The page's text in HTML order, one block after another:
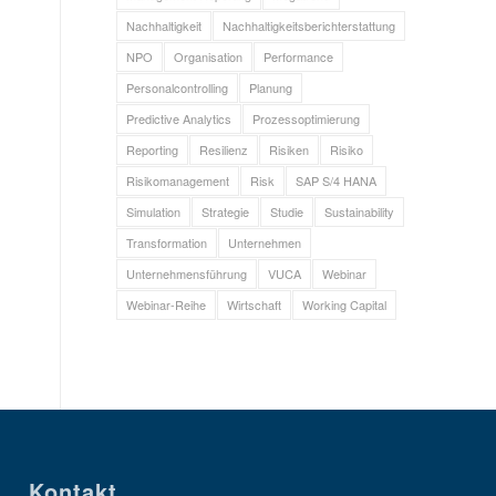
Nachhaltigkeit
Nachhaltigkeitsberichterstattung
NPO
Organisation
Performance
Personalcontrolling
Planung
Predictive Analytics
Prozessoptimierung
Reporting
Resilienz Risiken
Risiko
Risikomanagement
Risk
SAP S/4 HANA
Simulation
Strategie Studie
Sustainability
Transformation
Unternehmen
Unternehmensführung
VUCA
Webinar
Webinar-Reihe
Wirtschaft Working Capital